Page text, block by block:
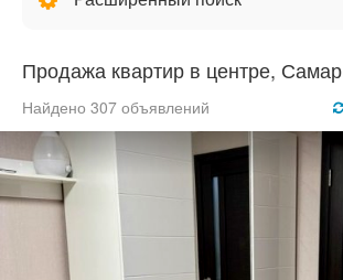
Продажа квартир в центре, Самар
Найдено 307 объявлений